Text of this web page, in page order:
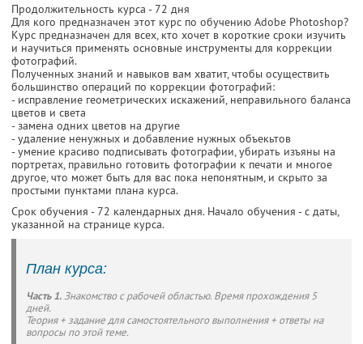
Продолжительность курса - 72 дня
Для кого предназначен этот курс по обучению Adobe Photoshop?
Курс предназначен для всех, кто хочет в короткие сроки изучить
и научиться применять основные инструменты для коррекции
фотографий.
Полученных знаний и навыков вам хватит, чтобы осуществить
большинство операций по коррекции фотографий:
- исправление геометрических искажений, неправильного баланса
цветов и света
- замена одних цветов на другие
- удаление ненужных и добавление нужных объекьтов
- умение красиво подписывать фотографии, убирать изъяны на
портретах, правильно готовить фотографии к печати и многое
другое, что может быть для вас пока непонятным, и скрыто за
простыми пунктами плана курса.
Срок обучения - 72 календарных дня. Начало обучения - с даты,
указанной на странице курса.
План курса:
Часть 1. Знакомство с рабочей областью. Время прохождения 5
дней.
Теория + задание для самостоятельного выполнения + ответы на
вопросы по этой теме.